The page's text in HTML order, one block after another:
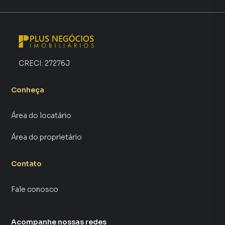
CRECI: 27276J
Conheça
Área do locatário
Área do proprietário
Contato
Fale conosco
Acompanhe nossas redes